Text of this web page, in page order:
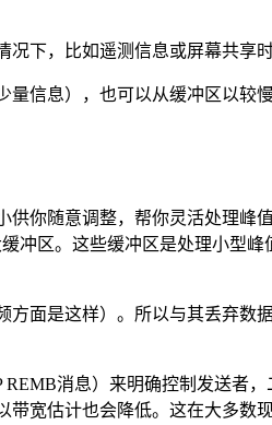
下，比如遥测信息或屏幕共享
信息），也可以从缓冲区以较
你随意调整，帮你灵活处理峰
冲区。这些缓冲区是处理小型
面是这样）。所以与其丢弃数
消息）来明确控制发送者，
宽估计也会降低。这在大多数